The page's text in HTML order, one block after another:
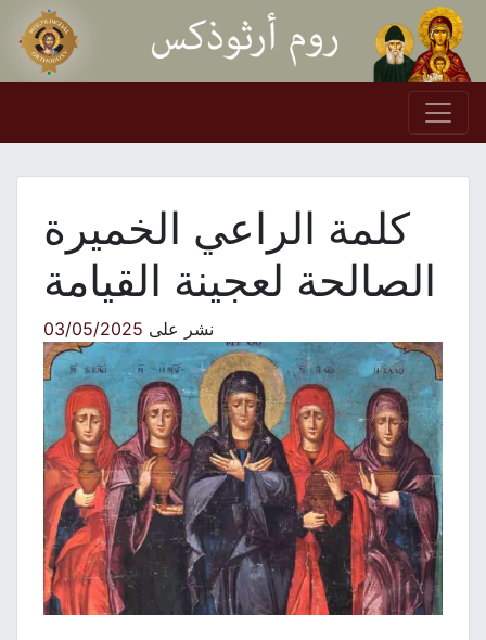
Skip to content
Main Navigation
كلمة الراعي الخميرة
الصالحة لعجينة القيامة
نشر على03/05/2025